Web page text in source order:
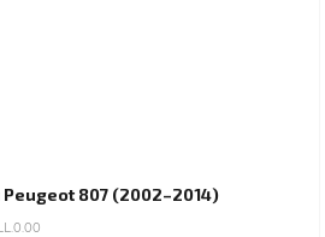
Peugeot 807 (2002–2014)